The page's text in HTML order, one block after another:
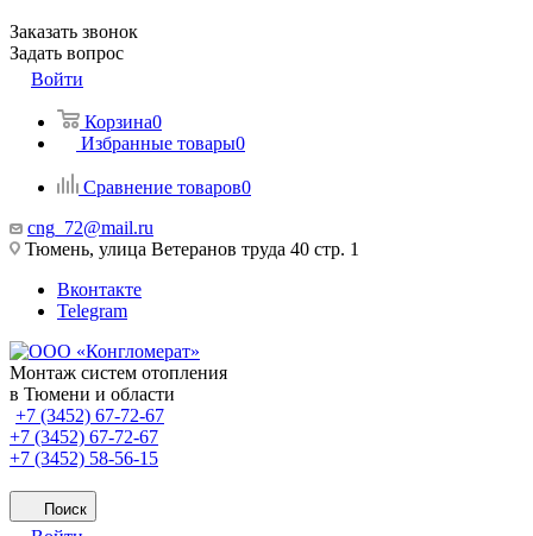
Заказать звонок
Задать вопрос
Войти
Корзина0
Избранные товары0
Сравнение товаров0
cng_72@mail.ru
Тюмень, улица Ветеранов труда 40 стр. 1
Вконтакте
Telegram
Монтаж систем отопления
в Тюмени и области
+7 (3452) 67-72-67
+7 (3452) 67-72-67
+7 (3452) 58-56-15
Поиск